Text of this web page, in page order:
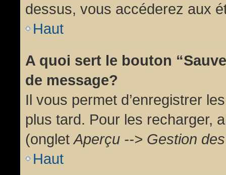
dessus, vous accéderez aux
Haut
A quoi sert le bouton
de message?
Il vous permet d’enregistrer
plus tard. Pour les recharger,
(ongletAperçu --> Gestion
Haut